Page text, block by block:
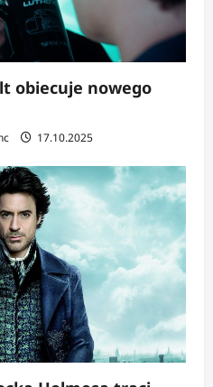
obiecuje nowego
17.10.2025